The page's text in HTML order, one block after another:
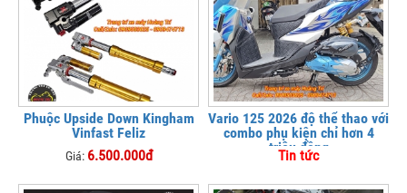
Phuộc Upside Down Kingham
Vinfast Feliz
Giá: 6.500.000đ
Vario 125 2026 độ thể thao với
combo phụ kiện chỉ hơn 4
triệu đồng
Tin tức